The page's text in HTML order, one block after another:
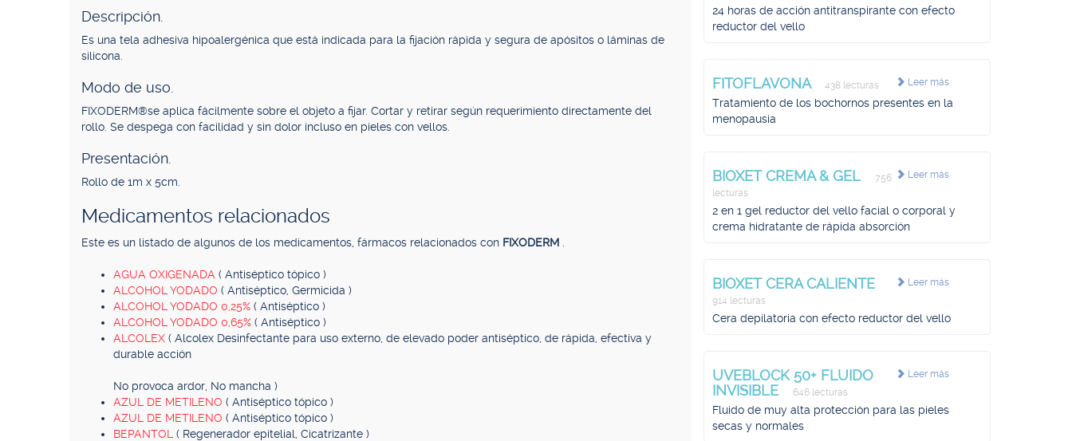
Descripción.
Es una tela adhesiva hipoalergénica que está indicada para la fijación rápida y segura de apósitos o láminas de
silicona.
Modo de uso.
FIXODERM®se aplica fácilmente sobre el objeto a fijar. Cortar y retirar según requerimiento directamente del
rollo. Se despega con facilidad y sin dolor incluso en pieles con vellos.
Presentación.
Rollo de 1m x 5cm.
Medicamentos relacionados
Este es un listado de algunos de los medicamentos, fármacos relacionados con FIXODERM
AGUA OXIGENADA ( Antiséptico tópico )
ALCOHOL YODADO ( Antiséptico, Germicida )
ALCOHOL YODADO 0,25% ( Antiséptico )
ALCOHOL YODADO 0,65% ( Antiséptico )
ALCOLEX ( Alcolex Desinfectante para uso externo, de elevado poder antiséptico, de rápida, efectiva y
durable acción
No provoca ardor, No mancha )
AZUL DE METILENO ( Antiséptico tópico )
AZUL DE METILENO ( Antiséptico tópico )
BEPANTOL ( Regenerador epitelial, Cicatrizante )
24 horas de acción antitranspirante con efecto
reductor del vello
Leer más
FITOFLAVONA 438 lecturas
Tratamiento de los bochornos presentes en la
menopausia
Leer más
BIOXET CREMA & GEL
756
lecturas
2 en 1 gel reductor del vello facial o corporal y
crema hidratante de rápida absorción
Leer más
BIOXET CERA CALIENTE
914 lecturas
Cera depilatoria con efecto reductor del vello
Leer más
UVEBLOCK 50+ FLUIDO
INVISIBLE
646 lecturas
Fluido de muy alta protección para las pieles
secas y normales